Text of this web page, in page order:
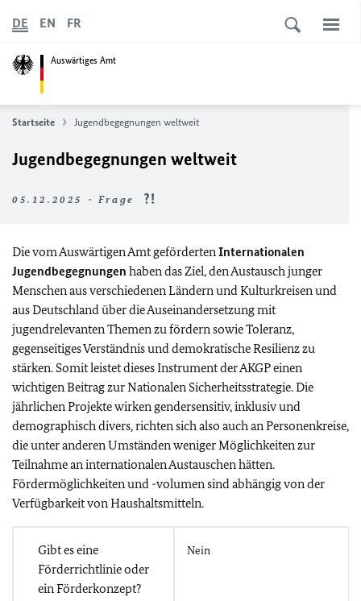
Auswärtiges Amt
DE EN FR
Startseite Jugendbegegnungen weltweit
Jugendbegegnungen weltweit
05.12.2025 - Frage
Die vom Auswärtigen Amt gefördertenInternationalen
Jugendbegegnungen haben das Ziel, den Austausch junger
Menschen aus verschiedenen Ländern und Kulturkreisen und
aus Deutschland über die Auseinandersetzung mit
jugendrelevanten Themen zu fördern sowie Toleranz,
gegenseitiges Verständnis und demokratische Resilienz zu
stärken. Somit leistet dieses Instrument der AKGP einen
wichtigen Beitrag zur Nationalen Sicherheitsstrategie. Die
jährlichen Projekte wirken gendersensitiv, inklusiv und
demographisch divers, richten sich also auch an Personenkreise,
die unter anderen Umständen weniger Möglichkeiten zur
Teilnahme an internationalen Austauschen hätten.
Fördermöglichkeiten und -volumen sind abhängig von der
Verfügbarkeit von Haushaltsmitteln.
Gibt es eine
Förderrichtlinie oder
ein Förderkonzept?
Nein